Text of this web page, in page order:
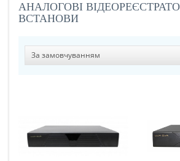
АНАЛОГОВІ
ВСТАНОВИ